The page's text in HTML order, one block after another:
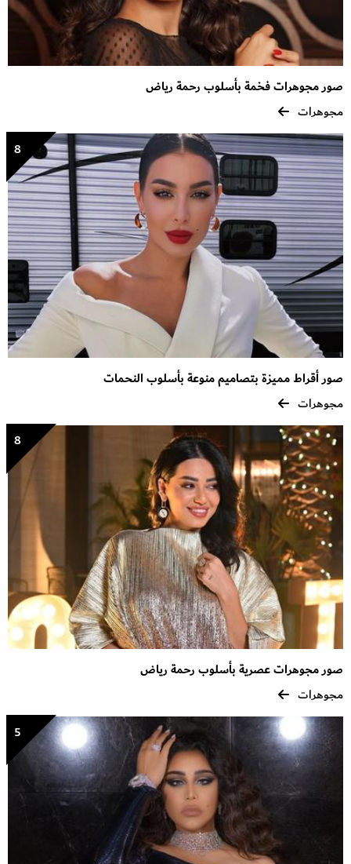
صور مجوهرات فخمة بأسلوب رحمة رياض
مجوهرات
8
صور أقراط مميزة بتصاميم منوعة بأسلوب النحمات
مجوهرات
8
صور مجوهرات عصرية بأسلوب رحمة رياض
مجوهرات
5